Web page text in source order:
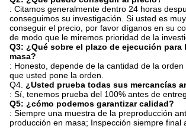
: Citamos generalmente dentro 24 horas
conseguimos su investigación. Si usted es
conseguir el precio, por favor díganos en su
de modo que le miremos prioridad de la
Q3: ¿Qué sobre el plazo de ejecución para
masa?
: Honesto, depende de la cantidad de la orden
que usted pone la orden.
Q4. ¿Usted prueba todas sus mercancías
: Sí, tenemos prueba del 100% antes de
Q5: ¿cómo podemos garantizar calidad?
: Siempre una muestra de la preproducción
producción en masa; Inspección siempre final